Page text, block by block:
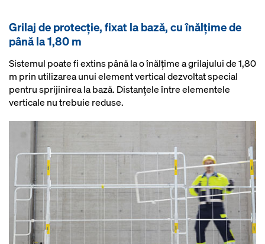
Grilaj de protecție, fixat la bază, cu înălțime de
până la 1,80 m
Sistemul poate fi extins până la o înălţime a grilajului de 1,80
m prin utilizarea unui element vertical dezvoltat special
pentru sprijinirea la bază. Distanţele între elementele
verticale nu trebuie reduse.